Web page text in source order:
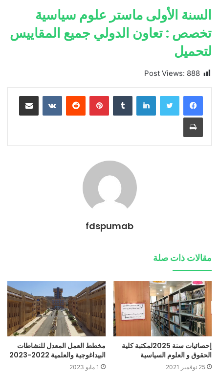
السنة الأولى ماستر علوم سياسية
تخصص : تعاون الدولي جميع المقاييس
لتحميل
Post Views: 888
لينكدإن بينتيريست مشاركة عبر البريد
طباعة
fdspumab
مقالات ذات صلة
إحصائيات سنة 2025لمكتبة كلية
الحقوق و العلوم السياسية
25 نوفمبر 2021
مخطط العمل المعدل للنشاطات
البيداغوجية والعلمية 2022-2023
1 مايو 2023